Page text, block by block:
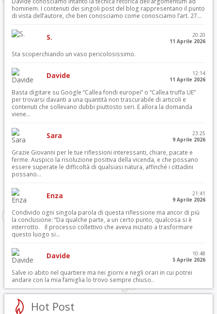
hominem. I contenuti dei singoli post del blog rappresentano il punto
di vista dell’autore, che ben conosciamo come conosciamo l’art. 27...
S.
20:20
11 Aprile 2026
Sta scoperchiando un vaso pericolosissimo.
Davide
12:14
11 Aprile 2026
Basta digitare su Google “Callea fondi europei” o “Callea truffa UE”
per trovarsi davanti a una quantità non trascurabile di articoli e
contenuti che sollevano dubbi piuttosto seri. E allora la domanda
viene...
Sara
23:25
9 Aprile 2026
Grazie Giovanni per le tue riflessioni interessanti, chiare, pacate e
ferme. Auspico la risoluzione positiva della vicenda, e che possano
essere superate le difficoltà di qualsiasi natura, affinché i cittadini
possano...
Enza
21:41
9 Aprile 2026
Condivido ogni singola parola di questa riflessione ma ancor di più
la conclusione: “Da qualche parte, a un certo punto, qualcosa si è
interrotto. Il processo collettivo che aveva iniziato a trasformare
questo luogo si...
Davide
10:48
5 Aprile 2026
Salve io abito nel quartiere ma nei giorni e negli orari in cui potrei
andare con la mia famiglia lo trovo sempre chiuso..
Hot Post